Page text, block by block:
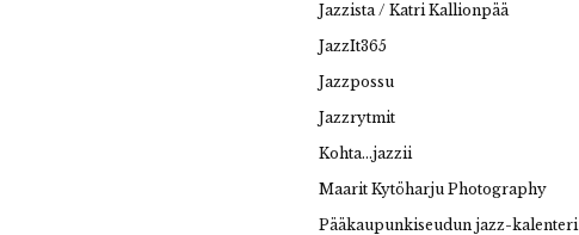
Jazzista / Katri Kallionpää
JazzIt365
Jazzpossu
Jazzrytmit
Kohta…jazzii
Maarit Kytöharju Photography
Pääkaupunkiseudun jazz-kalenteri